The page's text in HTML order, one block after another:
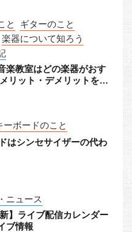
と
ギターのこと
楽器について知ろう
楽教室はどの楽器がおす
リット・デメリットをチ
ーボードのこと
はシンセサイザーの代わ
ニュース
新】ライブ配信カレンダー
ブ情報